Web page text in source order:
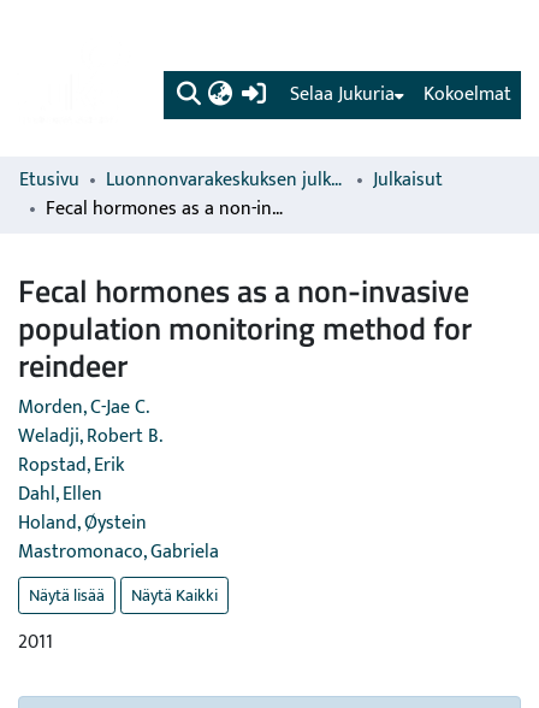
(current) Kokoelmat
Selaa Jukuria
Etusivu Luonnonvarakeskuksen julkaisut
Julkaisut
Fecal hormones as a non-invasive population monitoring method for reindeer
Fecal hormones as a non-invasive
population monitoring method for
reindeer
Morden, C-Jae C.
Weladji, Robert B.
Ropstad, Erik
Dahl, Ellen
Holand, Øystein
Mastromonaco, Gabriela
Näytä lisää Näytä Kaikki
2011